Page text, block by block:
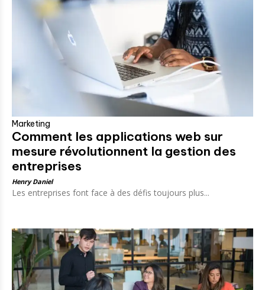
Marketing
Comment les applications web sur
mesure révolutionnent la gestion des
entreprises
Henry Daniel
Les entreprises font face à des défis toujours plus...